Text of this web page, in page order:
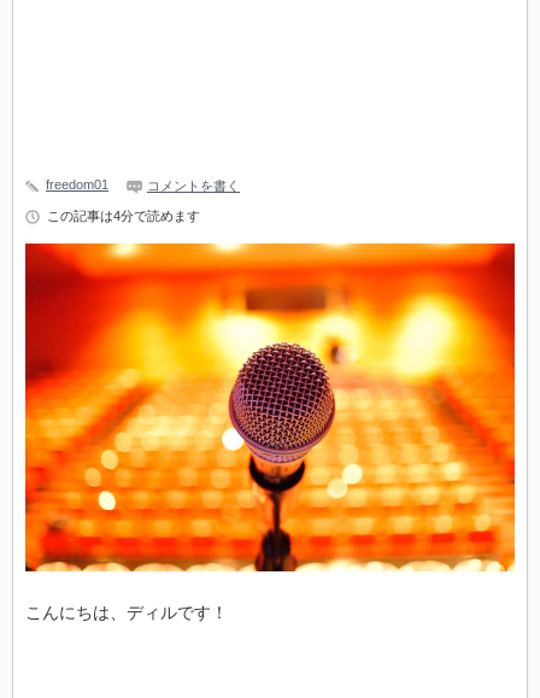
freedom01 コメントを書く
この記事は4分で読めます
こんにちは、ディルです！